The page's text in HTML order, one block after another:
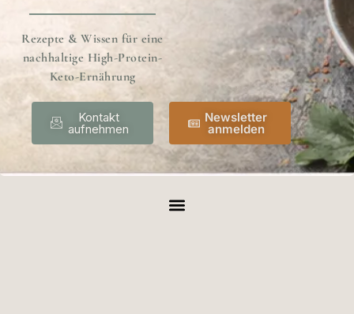
Rezepte & Wissen für eine
nachhaltige High-Protein-
Keto-Ernährung
Kontakt
aufnehmen
Newsletter
anmelden